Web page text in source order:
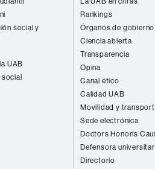
social y
UAB
Rankings
Órganos de gobierno
Ciencia abierta
Transparencia
Opina
Canal ético
Calidad UAB
Movilidad y
Sede electrónica
Doctors Honoris
Defensora
Directorio